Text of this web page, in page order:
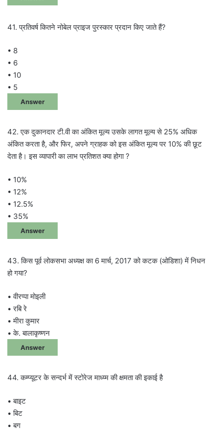
41. प्रतिवर्ष कितने नोबेल प्राइज पुरस्कार प्रदान किए जाते हैं?
• 8
• 6
• 10
• 5
Answer
42. एक दुकानदार टी.वी का अंकित मूल्य उसके लागत मूल्य से 25% अधिक
अंकित करता है, और फिर, अपने ग्राहक को इस अंकित मूल्य पर 10% की छूट
देता है। इस व्यापारी का लाभ प्रतिशत क्या होगा ?
• 10%
• 12%
• 12.5%
• 35%
Answer
43. किस पूर्व लोकसभा अध्यक्ष का 6 मार्च, 2017 को कटक (ओडिशा) में निधन
हो गया?
• वीरप्पा मोइली
• रबि रे
• मीरा कुमार
• के. बालाकृष्णन
Answer
44. कम्प्यूटर के सन्दर्भ में स्टोरेज माध्य्म की क्षमता की इकाई है
• बाइट
• बिट
• बग